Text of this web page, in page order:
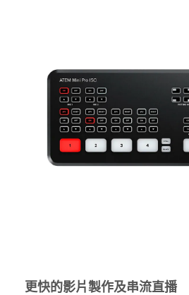
更快的影片製作及串流直播